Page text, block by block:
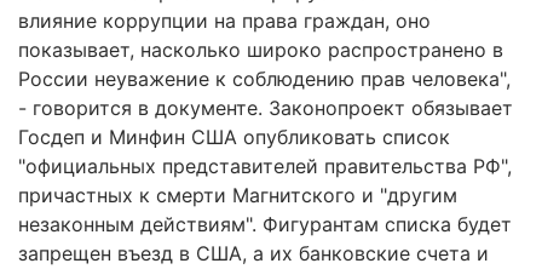
влияние коррупции на права граждан, оно
показывает, насколько широко распространено в
России неуважение к соблюдению прав человека",
- говорится в документе. Законопроект обязывает
Госдеп и Минфин США опубликовать список
"официальных представителей правительства РФ",
причастных к смерти Магнитского и "другим
незаконным действиям". Фигурантам списка будет
запрещен въезд в США, а их банковские счета и